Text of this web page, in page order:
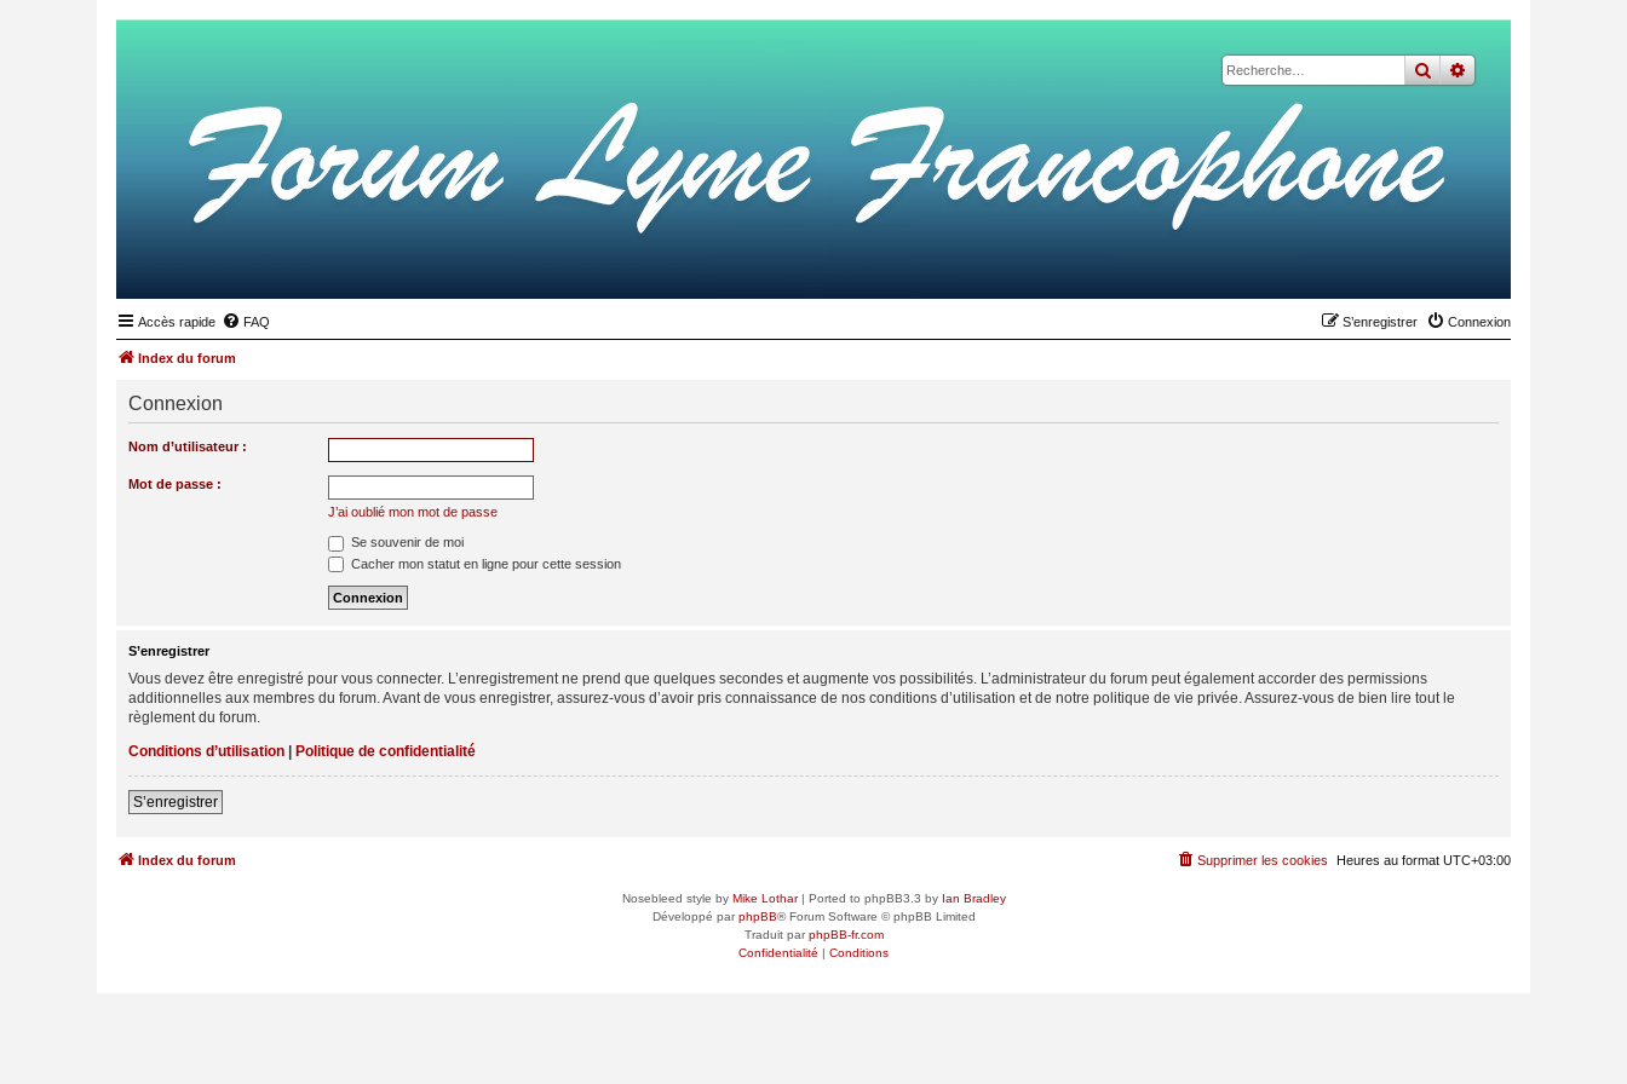
rechercher
recherche
Accès rapide FAQ Connexion
S’enregistrer
Index du forum
Connexion
Nom d’utilisateur :
Mot de passe :
J’ai oublié mon mot de passe
Se souvenir de moi
Cacher mon statut en ligne pour cette session
S’enregistrer
Vous devez être enregistré pour vous connecter. L’enregistrement ne prend que quelques secondes et augmente vos possibilités. L’administrateur du forum peut également accorder des permissions
additionnelles aux membres du forum. Avant de vous enregistrer, assurez-vous d’avoir pris connaissance de nos conditions d’utilisation et de notre politique de vie privée. Assurez-vous de bien lire tout le
règlement du forum.
Conditions d’utilisation | Politique de confidentialité
S’enregistrer
Index du forum Heures au format UTC+03:00
Supprimer les cookies
Nosebleed style by Mike Lothar| Ported to phpBB3.3 by Ian Bradley
Développé parphpBB® Forum Software © phpBB Limited
Traduit parphpBB-fr.com
Confidentialité | Conditions